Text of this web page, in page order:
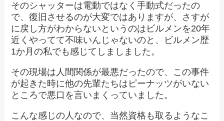
そのシャッターは電動ではなく手動式だったの
で、復旧させるのが大変ではありますが、さすが
に戻し方がわからないというのはビルメンを20年
近くやってて不味いんじゃないのと、ビルメン歴
1か月の私でも感じてしましました。
その現場は人間関係が最悪だったので、この事件
が起きた時に他の先輩たちはピーナッツがいない
ところで悪口を言いまくっていました。
こんな感じの人なので、当然資格も取るようなこ